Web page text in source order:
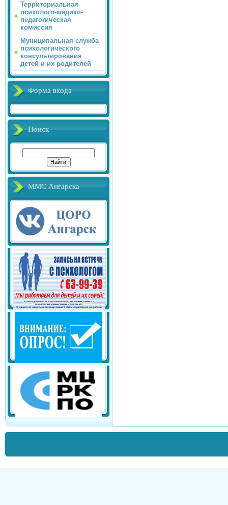
Территориальная
психолого-медико-
педагогическая
комиссия
Муниципальная служба
психологического
консультирования
детей и их родителей
Форма входа
Поиск
ММС Ангарска